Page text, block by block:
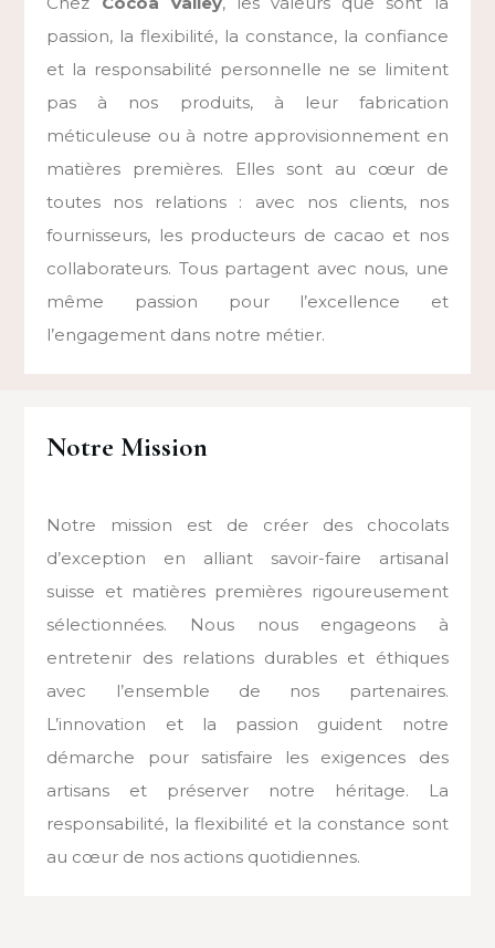
passion, la flexibilité, la constance, la confiance
et la responsabilité personnelle ne se limitent
pas à nos produits, à leur fabrication
méticuleuse ou à notre approvisionnement en
matières premières. Elles sont au cœur de
toutes nos relations : avec nos clients, nos
fournisseurs, les producteurs de cacao et nos
collaborateurs. Tous partagent avec nous, une
même passion pour l’excellence et
l’engagement dans notre métier.
Notre Mission
Notre mission est de créer des chocolats
d’exception en alliant savoir-faire artisanal
suisse et matières premières rigoureusement
sélectionnées. Nous nous engageons à
entretenir des relations durables et éthiques
avec l’ensemble de nos partenaires.
L’innovation et la passion guident notre
démarche pour satisfaire les exigences des
artisans et préserver notre héritage. La
responsabilité, la flexibilité et la constance sont
au cœur de nos actions quotidiennes.